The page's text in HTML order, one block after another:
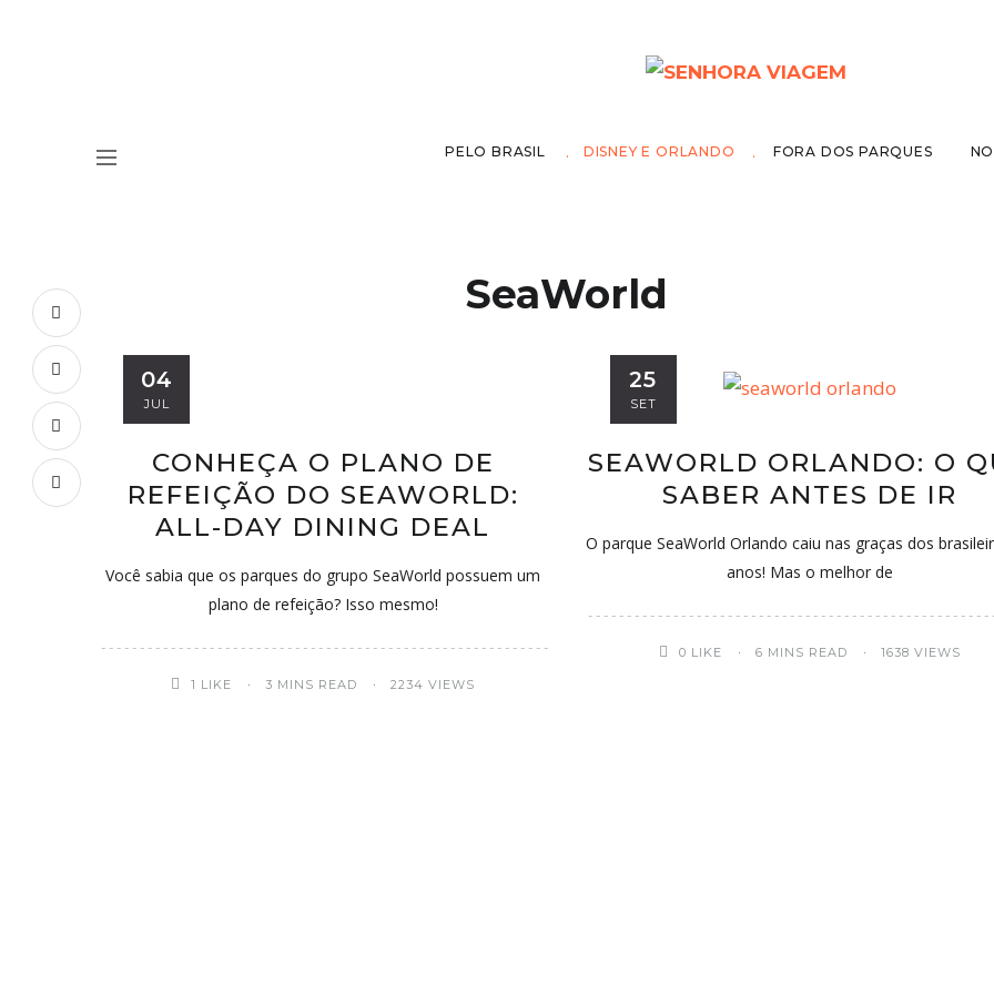
PELO BRASIL DISNEY E ORLANDO FORA DOS PARQUES
SeaWorld
04
JUL
CONHEÇA O PLANO DE
REFEIÇÃO DO SEAWORLD:
ALL-DAY DINING DEAL
Você sabia que os parques do grupo SeaWorld possuem um
plano de refeição? Isso mesmo!
1 LIKE 3 MINS READ 2234 VIEWS
25
SET
SEAWORLD ORLANDO: O
SABER ANTES DE IR
O parque SeaWorld Orlando caiu nas graças dos
anos! Mas o melhor de
0 LIKE 6 MINS READ 1638 VIEWS